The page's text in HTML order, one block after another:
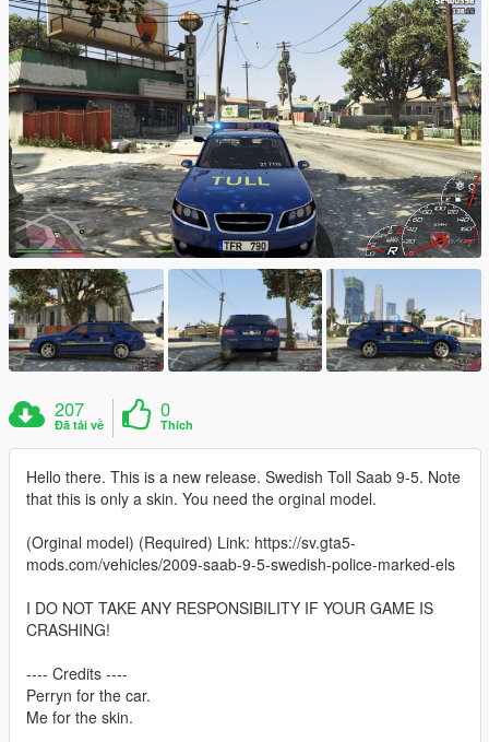
207
Đã tải về
0
Thích
Hello there. This is a new release. Swedish Toll Saab 9-5. Note
that this is only a skin. You need the orginal model.
(Orginal model) (Required) Link: https://sv.gta5-
mods.com/vehicles/2009-saab-9-5-swedish-police-marked-els
I DO NOT TAKE ANY RESPONSIBILITY IF YOUR GAME IS
CRASHING!
---- Credits ----
Perryn for the car.
Me for the skin.